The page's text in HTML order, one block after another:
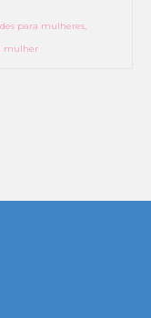
para mulheres,
mulher